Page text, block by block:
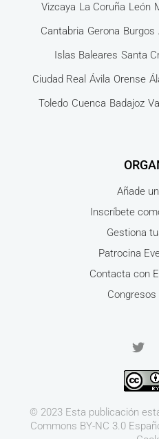
Vizcaya La Coruña León
Cantabria Gerona Burgos
Islas Baleares Santa
Ciudad Real Ávila Orense
Toledo Cuenca Badajoz
Añade
Inscríbete
Gestiona
Patrocina
Contacta con
© 2023 Esta publicación
Commons BY-NC 3.0